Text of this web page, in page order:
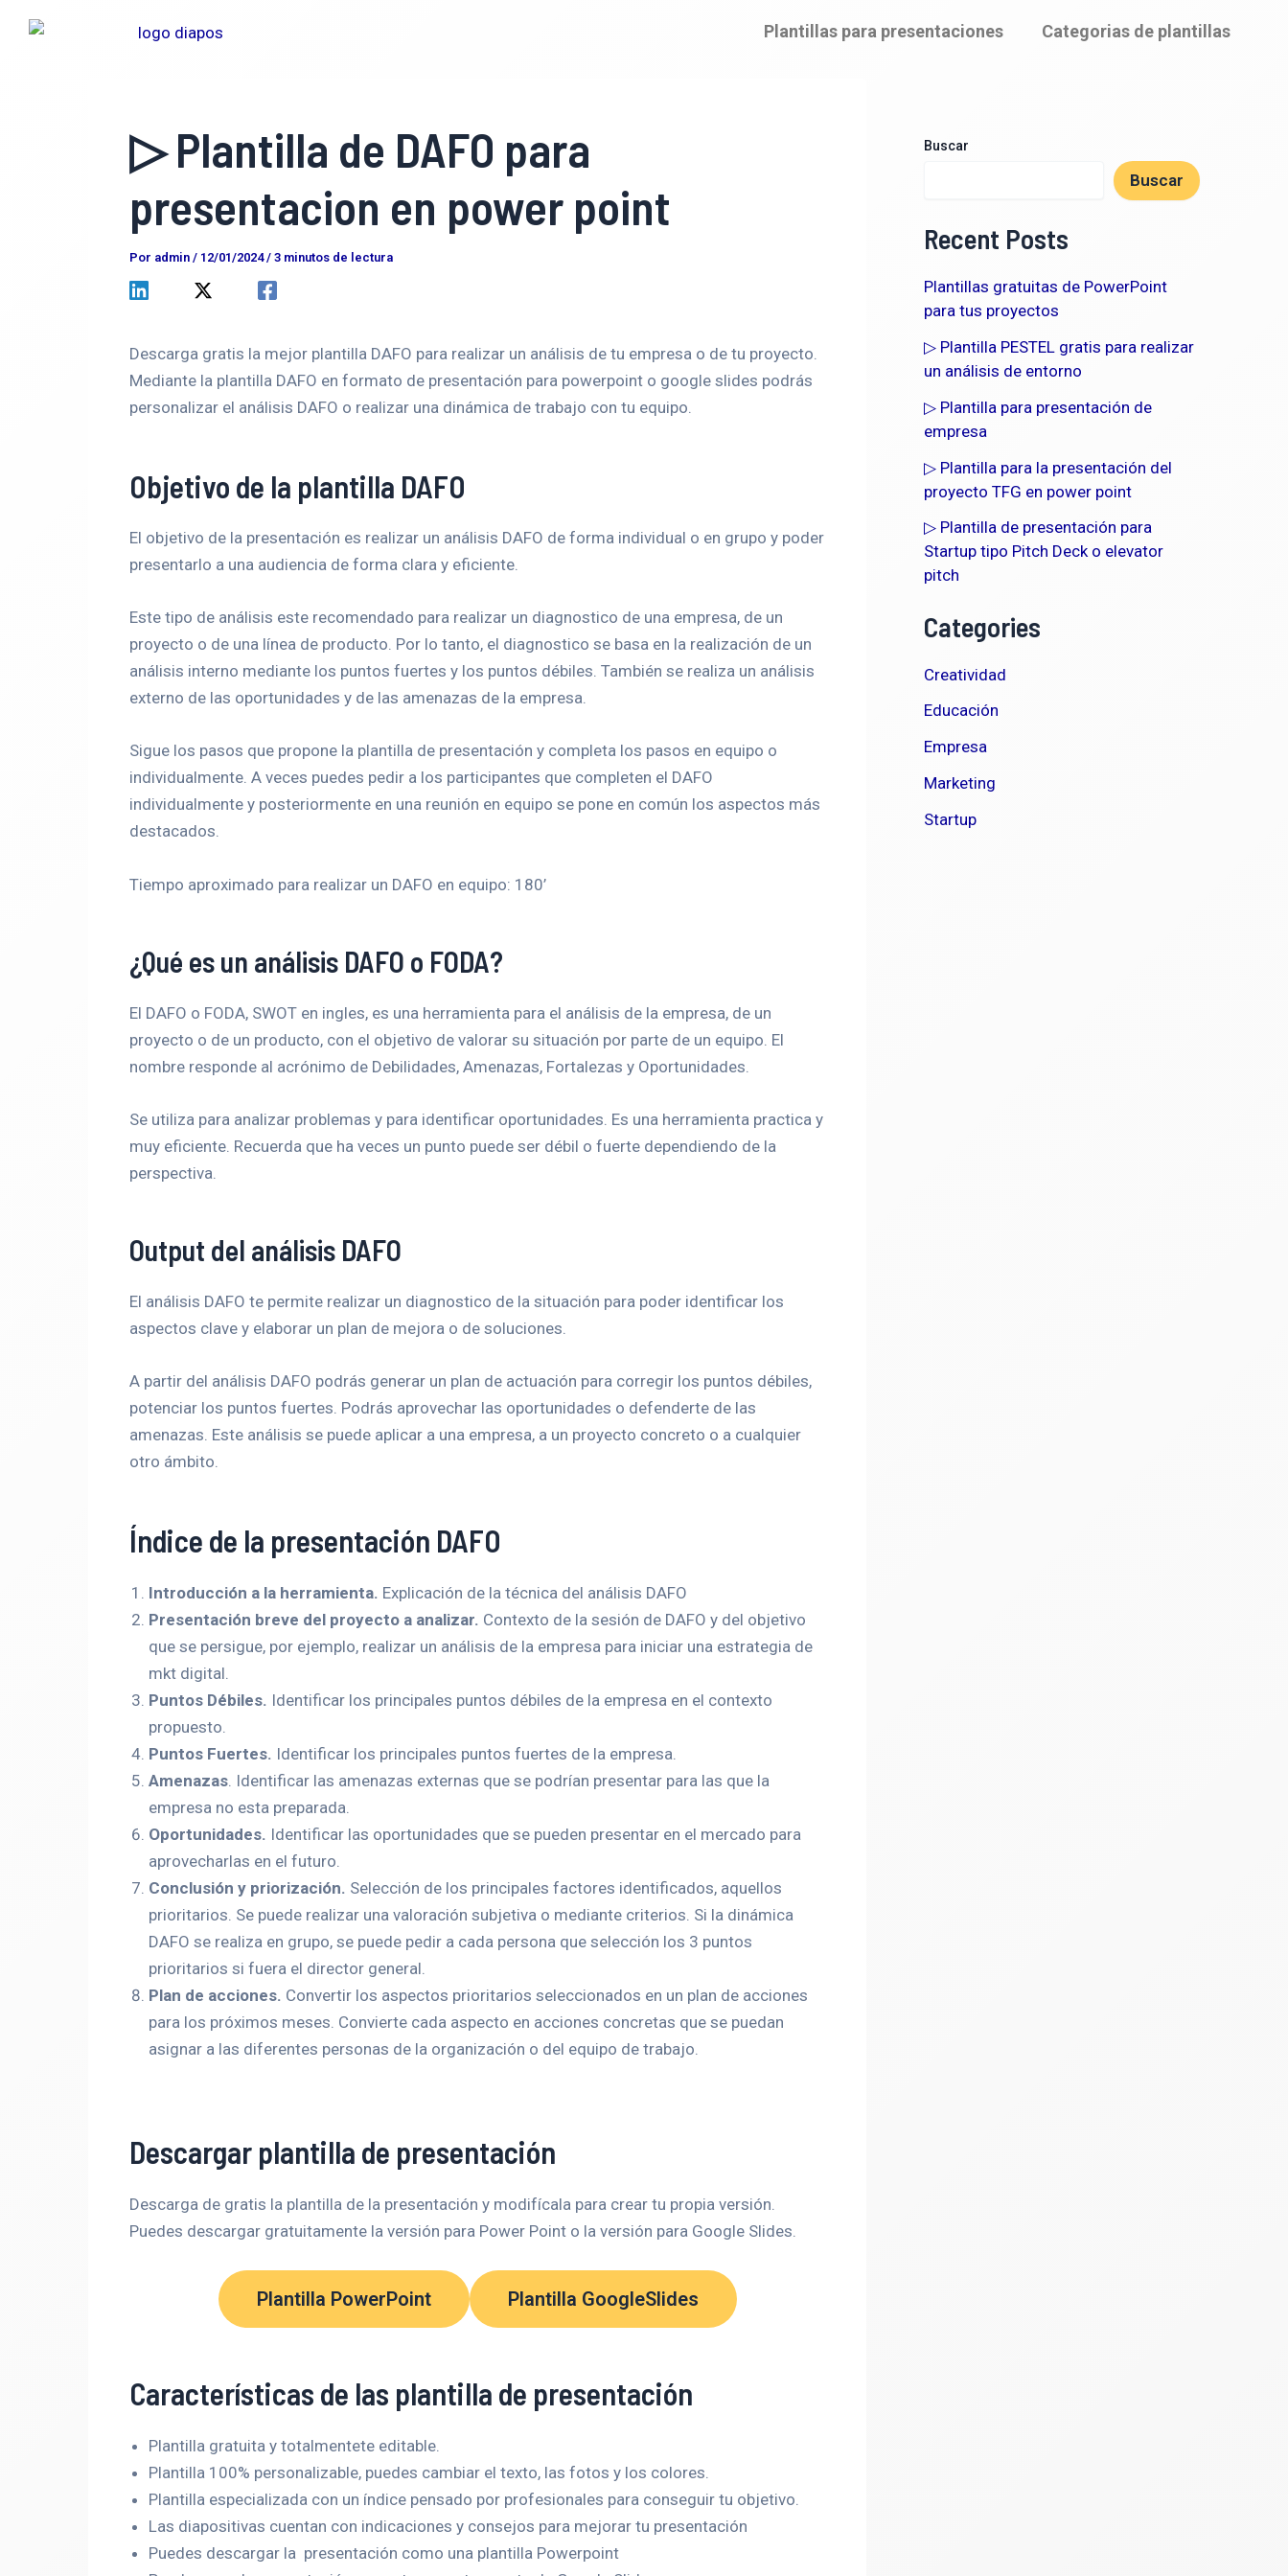
Plantillas para presentaciones Categorias de plantillas
▷ Plantilla de DAFO para
presentacion en power point
Por admin / 12/01/2024/ 3 minutos de lectura
Descarga gratis la mejor plantilla DAFO para realizar un análisis de tu empresa o de tu proyecto.
Mediante la plantilla DAFO en formato de presentación para powerpoint o google slides podrás
personalizar el análisis DAFO o realizar una dinámica de trabajo con tu equipo.
Objetivo de la plantilla DAFO
El objetivo de la presentación es realizar un análisis DAFO de forma individual o en grupo y poder
presentarlo a una audiencia de forma clara y eficiente.
Este tipo de análisis este recomendado para realizar un diagnostico de una empresa, de un
proyecto o de una línea de producto. Por lo tanto, el diagnostico se basa en la realización de un
análisis interno mediante los puntos fuertes y los puntos débiles. También se realiza un análisis
externo de las oportunidades y de las amenazas de la empresa.
Sigue los pasos que propone la plantilla de presentación y completa los pasos en equipo o
individualmente. A veces puedes pedir a los participantes que completen el DAFO
individualmente y posteriormente en una reunión en equipo se pone en común los aspectos más
destacados.
Tiempo aproximado para realizar un DAFO en equipo: 180’
¿Qué es un análisis DAFO o FODA?
El DAFO o FODA, SWOT en ingles, es una herramienta para el análisis de la empresa, de un
proyecto o de un producto, con el objetivo de valorar su situación por parte de un equipo. El
nombre responde al acrónimo de Debilidades, Amenazas, Fortalezas y Oportunidades.
Se utiliza para analizar problemas y para identificar oportunidades. Es una herramienta practica y
muy eficiente. Recuerda que ha veces un punto puede ser débil o fuerte dependiendo de la
perspectiva.
Output del análisis DAFO
El análisis DAFO te permite realizar un diagnostico de la situación para poder identificar los
aspectos clave y elaborar un plan de mejora o de soluciones.
A partir del análisis DAFO podrás generar un plan de actuación para corregir los puntos débiles,
potenciar los puntos fuertes. Podrás aprovechar las oportunidades o defenderte de las
amenazas. Este análisis se puede aplicar a una empresa, a un proyecto concreto o a cualquier
otro ámbito.
Índice de la presentación DAFO
Introducción a la herramienta. Explicación de la técnica del análisis DAFO
Presentación breve del proyecto a analizar. Contexto de la sesión de DAFO y del objetivo
que se persigue, por ejemplo, realizar un análisis de la empresa para iniciar una estrategia de
mkt digital.
Puntos Débiles. Identificar los principales puntos débiles de la empresa en el contexto
propuesto.
Puntos Fuertes. Identificar los principales puntos fuertes de la empresa.
Amenazas. Identificar las amenazas externas que se podrían presentar para las que la
empresa no esta preparada.
Oportunidades. Identificar las oportunidades que se pueden presentar en el mercado para
aprovecharlas en el futuro.
Conclusión y priorización. Selección de los principales factores identificados, aquellos
prioritarios. Se puede realizar una valoración subjetiva o mediante criterios. Si la dinámica
DAFO se realiza en grupo, se puede pedir a cada persona que selección los 3 puntos
prioritarios si fuera el director general.
Plan de acciones. Convertir los aspectos prioritarios seleccionados en un plan de acciones
para los próximos meses. Convierte cada aspecto en acciones concretas que se puedan
asignar a las diferentes personas de la organización o del equipo de trabajo.
Descargar plantilla de presentación
Descarga de gratis la plantilla de la presentación y modifícala para crear tu propia versión.
Puedes descargar gratuitamente la versión para Power Point o la versión para Google Slides.
Plantilla PowerPoint Plantilla GoogleSlides
Características de las plantilla de presentación
Plantilla gratuita y totalmentete editable.
Plantilla 100% personalizable, puedes cambiar el texto, las fotos y los colores.
Plantilla especializada con un índice pensado por profesionales para conseguir tu objetivo.
Las diapositivas cuentan con indicaciones y consejos para mejorar tu presentación
Puedes descargar la presentación como una plantilla Powerpoint
Buscar
Buscar
Recent Posts
Plantillas gratuitas de PowerPoint
para tus proyectos
▷ Plantilla PESTEL gratis para realizar
un análisis de entorno
▷ Plantilla para presentación de
empresa
▷ Plantilla para la presentación del
proyecto TFG en power point
▷ Plantilla de presentación para
Startup tipo Pitch Deck o elevator
pitch
Categories
Creatividad
Educación
Empresa
Marketing
Startup